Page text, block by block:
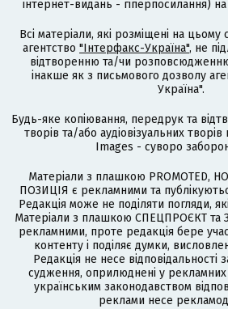
інтернет-видань - гіперпосилання)
Всі матеріали, які розміщені на цьому
агентство "Інтерфакс-Україна", не
відтворенню та/чи
інакше як з письмового дозволу
Україна".
Будь-яке копіювання, передрук та
творів та/або аудіовізуальних
Images - суворо
Матеріали з плашкою PROMOTED,
ПОЗИЦІЯ є рекламними та
Редакція може не поділяти погляди,
Матеріали з плашкою СПЕЦПРОЄКТ та
рекламними, проте редакція бере
контенту і поділяє думки,
Редакція не несе відповідальності
судження, оприлюднені у рекламних
українським законодавством
реклами несе